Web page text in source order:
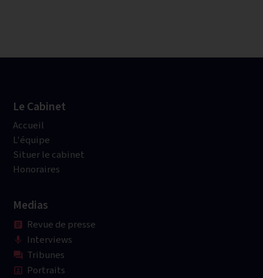
Le Cabinet
Accueil
L'équipe
Situer le cabinet
Honoraires
Medias
article Revue de presse
mic Interviews
question_answer Tribunes
portrait Portraits